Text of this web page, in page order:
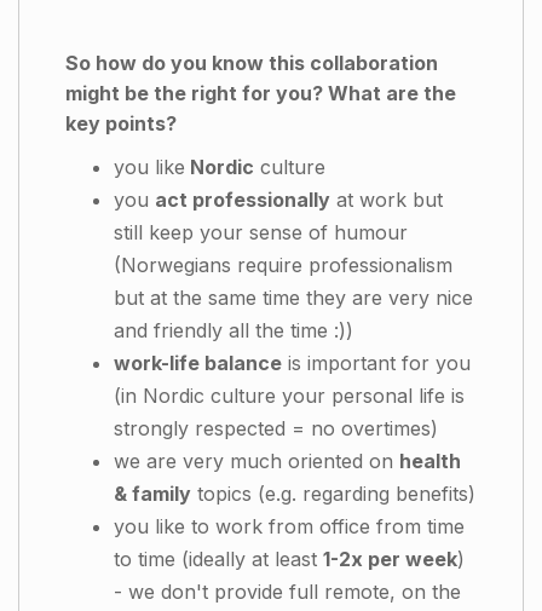
So how do you know this collaboration
might be the right for you? What are the
key points?
you like Nordic culture
you act professionallyat work but
still keep your sense of humour
(Norwegians require professionalism
but at the same time they are very nice
and friendly all the time :))
work-life balanceis important for you
(in Nordic culture your personal life is
strongly respected = no overtimes)
we are very much oriented on health
& familytopics (e.g. regarding benefits)
you like to work from office from time
to time (ideally at least 1-2x per week)
- we don't provide full remote, on the